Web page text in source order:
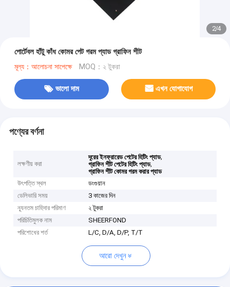
2/4
পোর্টেবল হাঁটু কাঁধ কোমর পেট গরম প্যাড গ্রাফিন শীট
মূল্য：আলোচনা সাপেক্ষে MOQ：২ টুকরা
ভালো দাম এখন যোগাযোগ
পণ্যের বর্ণনা
লক্ষণীয় করা
দূরের ইনফ্রারেড পেটের হিটিং প্যাড,
গ্রাফিন শীট পেটের হিটিং প্যাড,
গ্রাফিন শীট কোমর গরম করার প্যাড
উৎপত্তি স্থল
ডংগুয়ান
ডেলিভারি সময়
3 কাজের দিন
ন্যূনতম চাহিদার পরিমাণ
২ টুকরা
পরিচিতিমুলক নাম
SHEERFOND
পরিশোধের শর্ত
L/C, D/A, D/P, T/T
আরো দেখুন